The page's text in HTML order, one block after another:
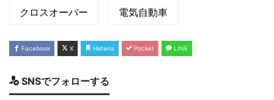
クロスオーバー 電気自動車
Facebook X Hatena Pocket LINE
SNSでフォローする